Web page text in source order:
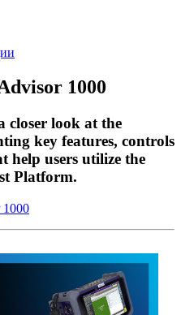
1000
closer look at the
key features, controls
help users utilize the
Platform.